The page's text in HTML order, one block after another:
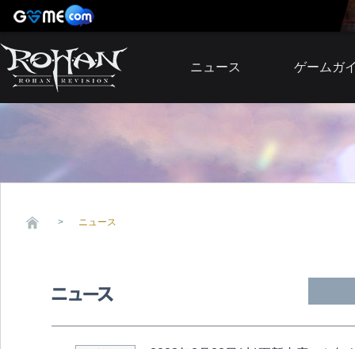
ニュース
アップデート
ゲームガ
ニュース